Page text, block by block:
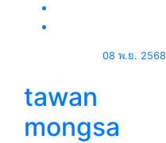
08 พ.ย. 2568
tawan
mongsa